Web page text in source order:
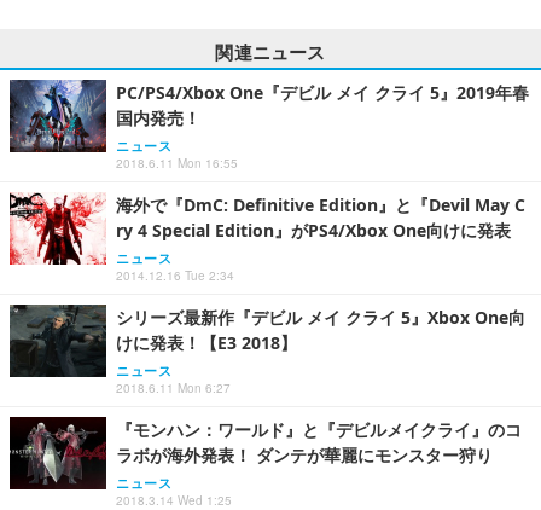
関連ニュース
PC/PS4/Xbox One『デビル メイ クライ 5』2019年春
国内発売！
ニュース
2018.6.11 Mon 16:55
海外で『DmC: Definitive Edition』と『Devil May C
ry 4 Special Edition』がPS4/Xbox One向けに発表
ニュース
2014.12.16 Tue 2:34
シリーズ最新作『デビル メイ クライ 5』Xbox One向
けに発表！【E3 2018】
ニュース
2018.6.11 Mon 6:27
『モンハン：ワールド』と『デビルメイクライ』のコ
ラボが海外発表！ ダンテが華麗にモンスター狩り
ニュース
2018.3.14 Wed 1:25